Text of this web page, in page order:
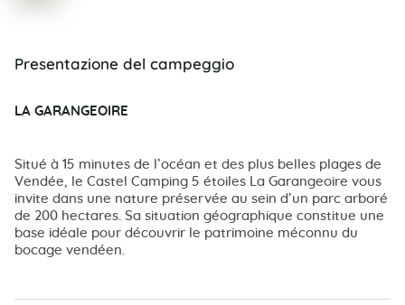
Presentazione del campeggio
LA GARANGEOIRE
Situé à 15 minutes de l’océan et des plus belles plages de
Vendée, le Castel Camping 5 étoiles La Garangeoire vous
invite dans une nature préservée au sein d’un parc arboré
de 200 hectares. Sa situation géographique constitue une
base idéale pour découvrir le patrimoine méconnu du
bocage vendéen.